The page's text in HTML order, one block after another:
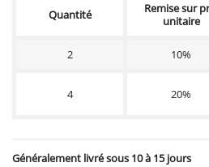
Quantité
Remise sur
unitaire
2 10%
4 20%
Généralement livré sous 10 à 15 jours